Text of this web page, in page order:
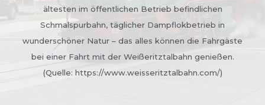
ältesten im öffentlichen Betrieb befindlichen
Schmalspurbahn, täglicher Dampflokbetrieb in
wunderschöner Natur – das alles können die Fahrgäste
bei einer Fahrt mit der Weißeritztalbahn genießen.
(Quelle: https://www.weisseritztalbahn.com/)